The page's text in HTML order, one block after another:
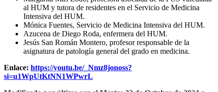
al HUM y tutora de residentes en el Servicio de Medicina
Intensiva del HUM.
Mónica Fuentes, Servicio de Medicina Intensiva del HUM.
Azucena de Diego Roda, enfermera del HUM.
Jesús San Román Montero, profesor responsable de la
asignatura de patología general del grado en medicina.
Enlace: https://youtu.be/_Nmz8jonoss?
si=u1WpUtKtNN1WPwrL